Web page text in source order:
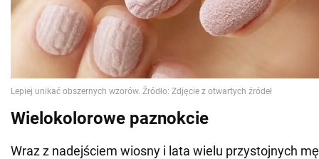
Wielokolorowe paznokcie
Wraz z nadejściem wiosny i lata wielu przystojnych